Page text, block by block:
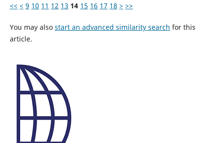
<< < 9 10 11 12 13 14 15 16 17 18 > >>
You may also start an advanced similarity search for this
article.